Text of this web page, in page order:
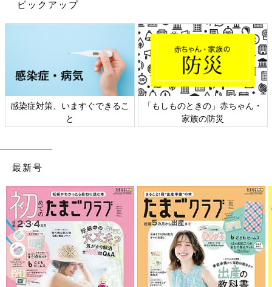
ピックアップ
感染症対策、いますぐできるこ
と
「もしものときの」赤ちゃん・
家族の防災
最新号